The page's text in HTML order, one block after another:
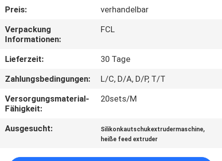
TRETEN
SIE
MIT
UNS
VERBINDUNG
NACHRICHTEN
Preis:
verhandelbar
Verpackung
Informationen:
FCL
Lieferzeit:
30 Tage
Zahlungsbedingungen:
L/C, D/A, D/P, T/T
Versorgungsmaterial-
Fähigkeit:
20sets/M
Ausgesucht: Silikonkautschukextrudermaschine,
heiße feed extruder